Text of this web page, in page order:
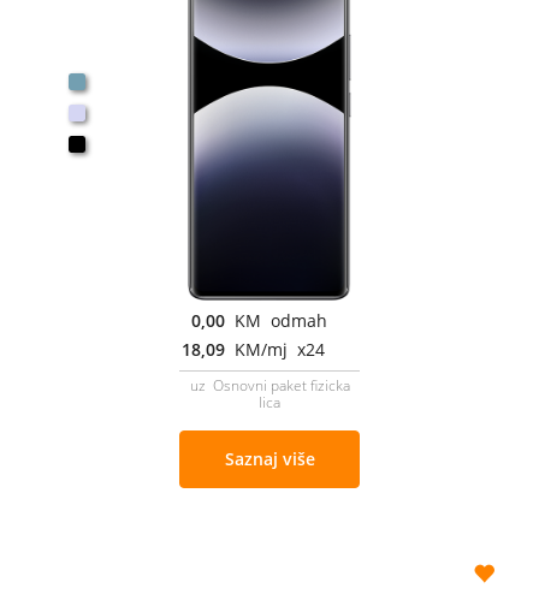
0,00 KM odmah
18,09 KM/mj x24
uz Osnovni paket fizicka
lica
Saznaj više